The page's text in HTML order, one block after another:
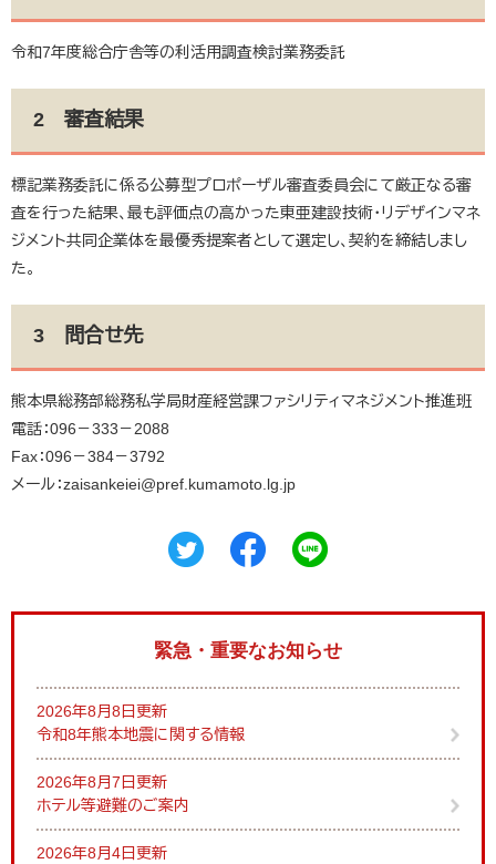
令和7年度総合庁舎等の利活用調査検討業務委託
2 審査結果
標記業務委託に係る公募型プロポーザル審査委員会にて厳正なる審
査を行った結果、最も評価点の高かった東亜建設技術・リデザインマネ
ジメント共同企業体を最優秀提案者として選定し、契約を締結しまし
た。
3 問合せ先
熊本県総務部総務私学局財産経営課ファシリティマネジメント推進班
電話：096－333－2088
Fax：096－384－3792
メール：zaisankeiei@pref.kumamoto.lg.jp
緊急・重要なお知らせ
2026年8月8日更新
令和8年熊本地震に関する情報
2026年8月7日更新
ホテル等避難のご案内
2026年8月4日更新